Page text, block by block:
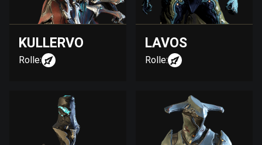
KULLERVO
Rolle:
LAVOS
Rolle: